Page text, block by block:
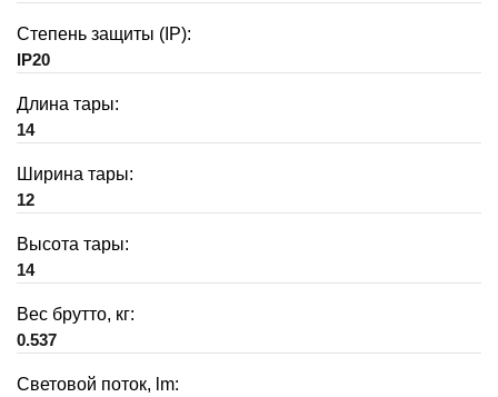
Степень защиты (IP):
IP20
Длина тары:
14
Ширина тары:
12
Высота тары:
14
Вес брутто, кг:
0.537
Световой поток, lm: